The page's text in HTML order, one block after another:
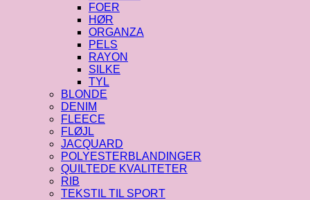
FOER
HØR
ORGANZA
PELS
RAYON
SILKE
TYL
BLONDE
DENIM
FLEECE
FLØJL
JACQUARD
POLYESTERBLANDINGER
QUILTEDE KVALITETER
RIB
TEKSTIL TIL SPORT